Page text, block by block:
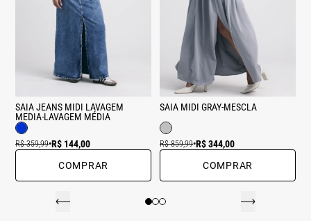
SAIA JEANS MIDI LAVAGEM
MEDIA-LAVAGEM MÉDIA
R$ 359,99•R$ 144,00
COMPRAR
SAIA MIDI GRAY-MESCLA
R$ 859,99•R$ 344,00
COMPRAR